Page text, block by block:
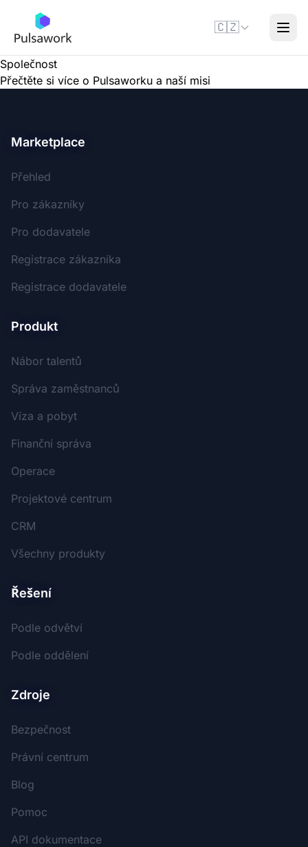
🇨🇿
Společnost
Přečtěte si více o Pulsaworku a naší misi
Marketplace
Přehled
Pro zákazníky
Pro dodavatele
Registrace zákazníka
Registrace dodavatele
Produkt
Nábor talentů
Správa zaměstnanců
Víza a pobyt
Finanční správa
Operace
Projektové centrum
CRM
Všechny produkty
Řešení
Podle odvětví
Podle oddělení
Zdroje
Bezpečnost
Právní centrum
Blog
Pomoc
API dokumentace